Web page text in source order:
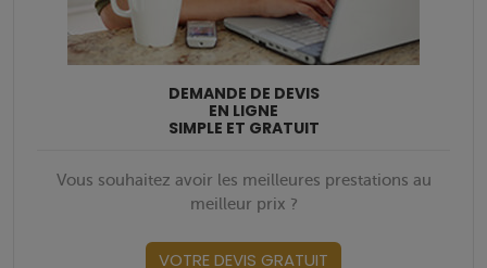
DEMANDE DE DEVIS
EN LIGNE
SIMPLE ET GRATUIT
Vous souhaitez avoir les meilleures prestations au
meilleur prix ?
VOTRE DEVIS GRATUIT